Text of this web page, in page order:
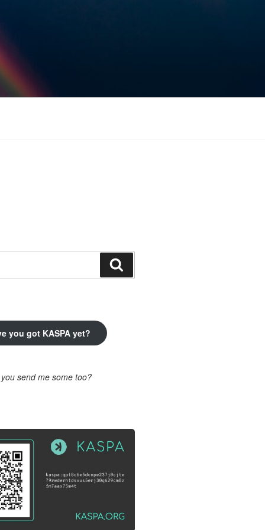
you got KASPA yet?
you send me some too?